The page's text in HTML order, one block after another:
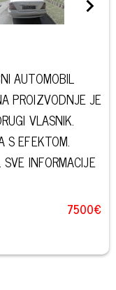
AUTOMOBIL
PROIZVODNJE JE
VLASNIK.
S EFEKTOM.
INFORMACIJE
7500€